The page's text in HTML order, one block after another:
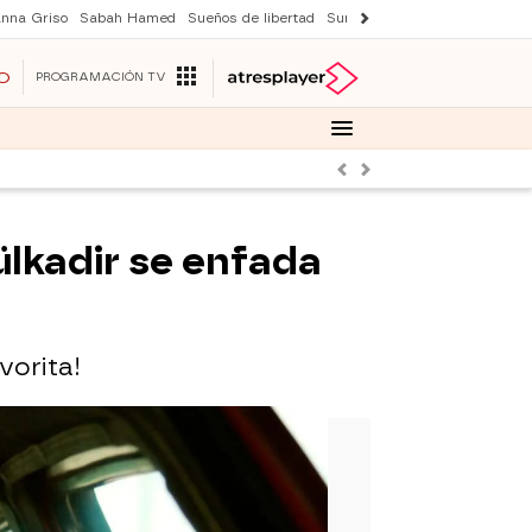
Griso Sabah Hamed Sueños de libertad Suri y Tom Cruise
PROGRAMACIÓN TV
AnteriorSiguiente
se enfada